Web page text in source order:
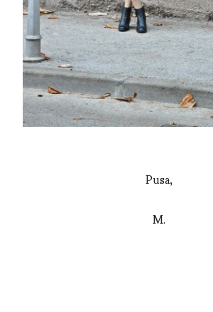
Pusa,
M.